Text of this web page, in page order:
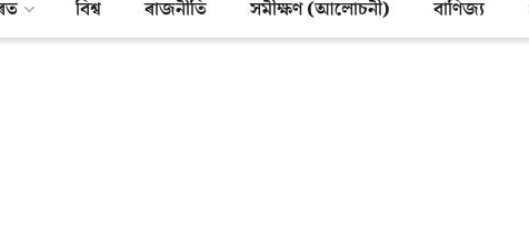
বিশ্ব ৰাজনীতি সমীক্ষণ (আলোচনী) বাণিজ্য